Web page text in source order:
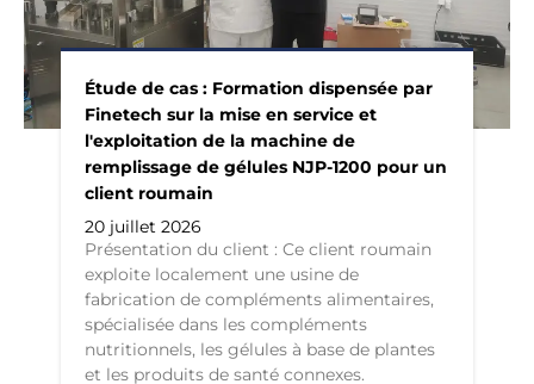
Étude de cas : Formation dispensée par
Finetech sur la mise en service et
l'exploitation de la machine de
remplissage de gélules NJP-1200 pour un
client roumain
20 juillet 2026
Présentation du client : Ce client roumain
exploite localement une usine de
fabrication de compléments alimentaires,
spécialisée dans les compléments
nutritionnels, les gélules à base de plantes
et les produits de santé connexes.